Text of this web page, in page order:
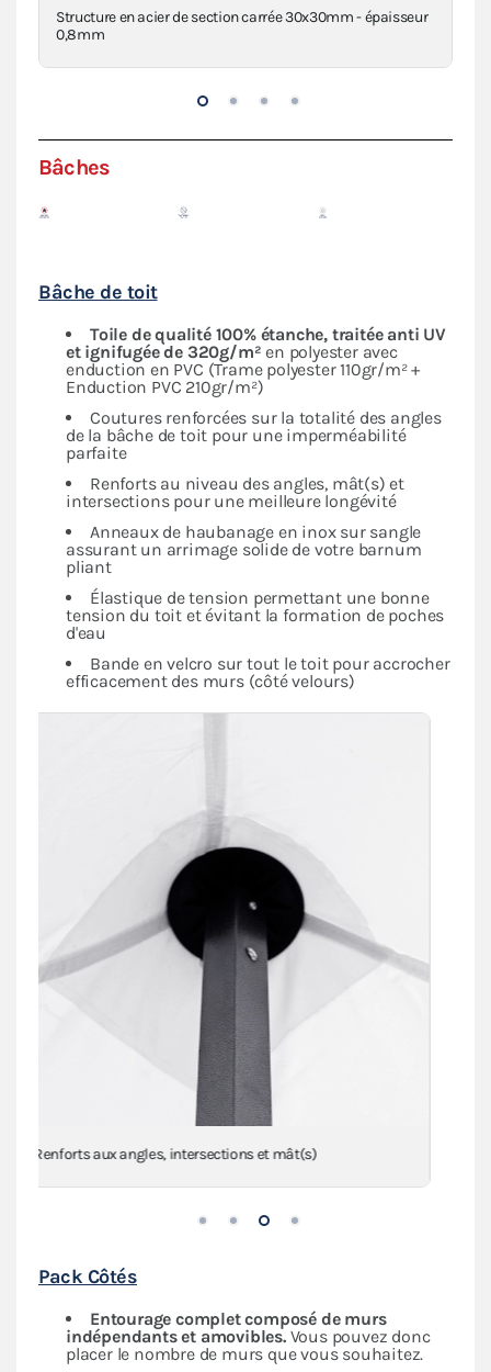
Structure en acier de section carrée 30x30mm - épaisseur
0,8mm
Bâches
Bâche de toit
Toile de qualité 100% étanche, traitée anti UV
et ignifugée de 320g/m² en polyester avec
enduction en PVC (Trame polyester 110gr/m² +
Enduction PVC 210gr/m²)
Coutures renforcées sur la totalité des angles
de la bâche de toit pour une imperméabilité
parfaite
Renforts au niveau des angles, mât(s) et
intersections pour une meilleure longévité
Anneaux de haubanage en inox sur sangle
assurant un arrimage solide de votre barnum
pliant
Élastique de tension permettant une bonne
tension du toit et évitant la formation de poches
d'eau
Bande en velcro sur tout le toit pour accrocher
efficacement des murs (côté velours)
Anneaux de haubanage en inox sur sangles
Pack Côtés
Entourage complet composé de murs
indépendantset amovibles.Vous pouvez donc
placer le nombre de murs que vous souhaitez.